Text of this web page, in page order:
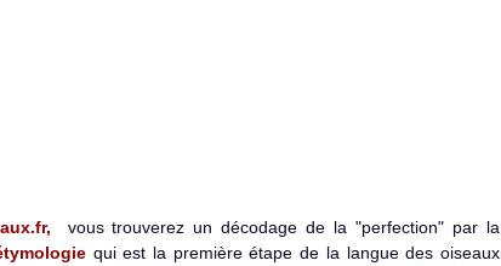
qui est la première étape de la langue des oiseaux